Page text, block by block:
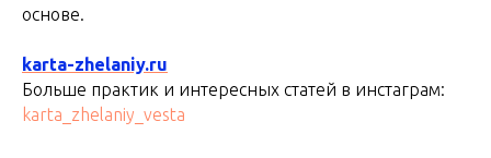
основе.
karta-zhelaniy.ru
Больше практик и интересных статей в инстаграм:
karta_zhelaniy_vesta